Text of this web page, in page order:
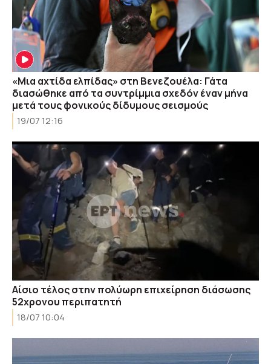
«Μια αχτίδα ελπίδας» στη Βενεζουέλα: Γάτα
διασώθηκε από τα συντρίμμια σχεδόν έναν μήνα
μετά τους φονικούς δίδυμους σεισμούς
19/07 12:16
Αίσιο τέλος στην πολύωρη επιχείρηση διάσωσης
52χρονου περιπατητή
18/07 10:04